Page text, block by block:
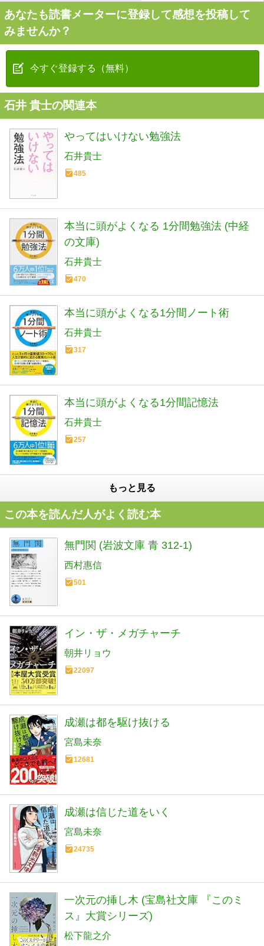
あなたも読書メーターに登録して感想を投稿して
みませんか？
今すぐ登録する（無料）
石井 貴士の関連本
やってはいけない勉強法
石井貴士
485
本当に頭がよくなる 1分間勉強法 (中経
の文庫)
石井貴士
470
本当に頭がよくなる1分間ノート術
石井貴士
317
本当に頭がよくなる1分間記憶法
石井貴士
257
もっと見る
この本を読んだ人がよく読む本
無門関 (岩波文庫 青 312-1)
西村惠信
501
イン・ザ・メガチャーチ
朝井リョウ
22097
成瀬は都を駆け抜ける
宮島未奈
12681
成瀬は信じた道をいく
宮島未奈
24735
一次元の挿し木 (宝島社文庫 『このミ
ス』大賞シリーズ)
松下龍之介